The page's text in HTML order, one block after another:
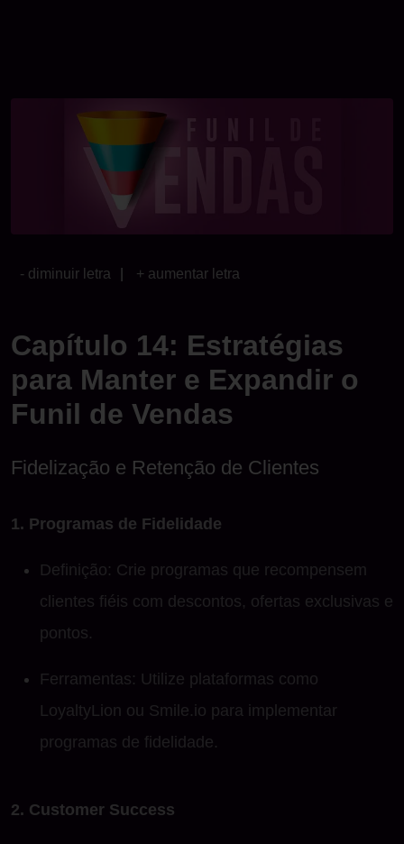
- diminuir letra + aumentar letra
Capítulo 14: Estratégias
para Manter e Expandir o
Funil de Vendas
Fidelização e Retenção de Clientes
1. Programas de Fidelidade
Definição: Crie programas que recompensem
clientes fiéis com descontos, ofertas exclusivas e
pontos.
Ferramentas: Utilize plataformas como
LoyaltyLion ou Smile.io para implementar
programas de fidelidade.
2. Customer Success